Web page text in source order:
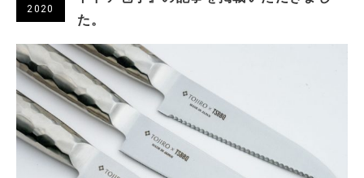
2020
た。